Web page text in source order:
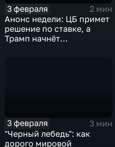
3 февраля
2 мин
Анонс недели: ЦБ примет
решение по ставке, а
Трамп начнёт
3 февраля
3 мин
"Черный лебедь": как
дорого мировой